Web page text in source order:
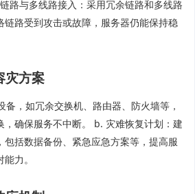
路与多线路接入：采用冗余链路和多线路
链路受到攻击或故障，服务器仍能保持稳
灾方案
，如冗余交换机、路由器、防火墙等，
，确保服务不中断。 b. 灾难恢复计划：建
包括数据备份、紧急应急方案等，提高服
力。